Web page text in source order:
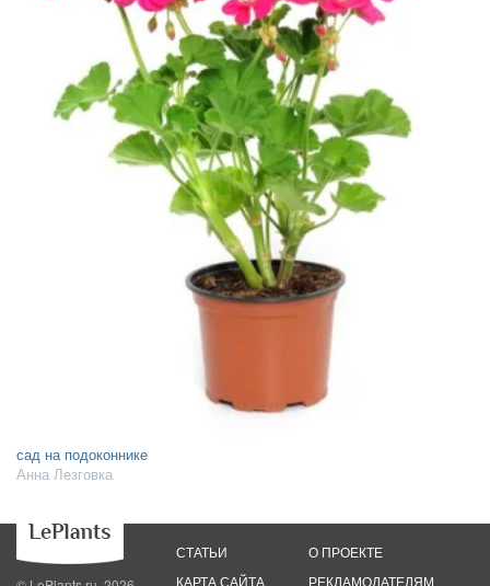
сад на подоконнике
Анна Лезговка
СТАТЬИ
КАРТА САЙТА
О ПРОЕКТЕ
РЕКЛАМОДАТЕЛЯМ